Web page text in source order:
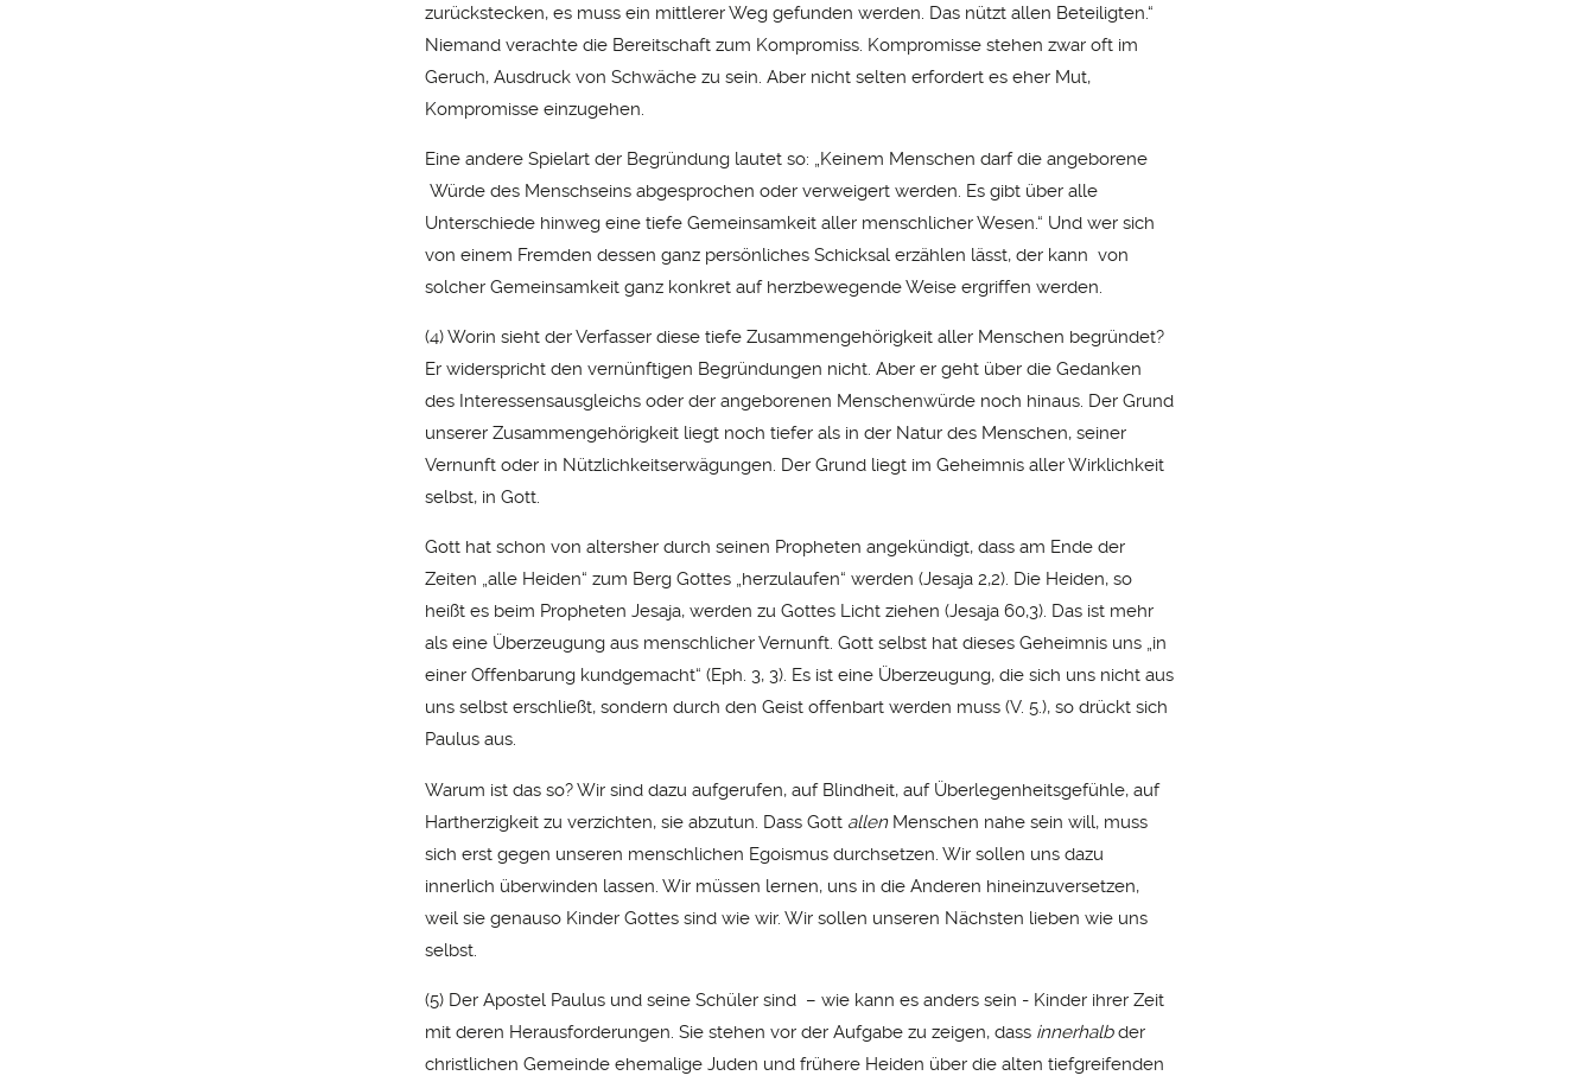
zurückstecken, es muss ein mittlerer Weg gefunden werden. Das nützt allen Beteiligten.“
Niemand verachte die Bereitschaft zum Kompromiss. Kompromisse stehen zwar oft im
Geruch, Ausdruck von Schwäche zu sein. Aber nicht selten erfordert es eher Mut,
Kompromisse einzugehen.
Eine andere Spielart der Begründung lautet so: „Keinem Menschen darf die angeborene
Würde des Menschseins abgesprochen oder verweigert werden. Es gibt über alle
Unterschiede hinweg eine tiefe Gemeinsamkeit aller menschlicher Wesen.“ Und wer sich
von einem Fremden dessen ganz persönliches Schicksal erzählen lässt, der kann von
solcher Gemeinsamkeit ganz konkret auf herzbewegende Weise ergriffen werden.
(4) Worin sieht der Verfasser diese tiefe Zusammengehörigkeit aller Menschen begründet?
Er widerspricht den vernünftigen Begründungen nicht. Aber er geht über die Gedanken
des Interessensausgleichs oder der angeborenen Menschenwürde noch hinaus. Der Grund
unserer Zusammengehörigkeit liegt noch tiefer als in der Natur des Menschen, seiner
Vernunft oder in Nützlichkeitserwägungen. Der Grund liegt im Geheimnis aller Wirklichkeit
selbst, in Gott.
Gott hat schon von altersher durch seinen Propheten angekündigt, dass am Ende der
Zeiten „alle Heiden“ zum Berg Gottes „herzulaufen“ werden (Jesaja 2,2). Die Heiden, so
heißt es beim Propheten Jesaja, werden zu Gottes Licht ziehen (Jesaja 60,3). Das ist mehr
als eine Überzeugung aus menschlicher Vernunft. Gott selbst hat dieses Geheimnis uns „in
einer Offenbarung kundgemacht“ (Eph. 3, 3). Es ist eine Überzeugung, die sich uns nicht aus
uns selbst erschließt, sondern durch den Geist offenbart werden muss (V. 5.), so drückt sich
Paulus aus.
Warum ist das so? Wir sind dazu aufgerufen, auf Blindheit, auf Überlegenheitsgefühle, auf
Hartherzigkeit zu verzichten, sie abzutun. Dass Gott allenMenschen nahe sein will, muss
sich erst gegen unseren menschlichen Egoismus durchsetzen. Wir sollen uns dazu
innerlich überwinden lassen. Wir müssen lernen, uns in die Anderen hineinzuversetzen,
weil sie genauso Kinder Gottes sind wie wir. Wir sollen unseren Nächsten lieben wie uns
selbst.
(5) Der Apostel Paulus und seine Schüler sind – wie kann es anders sein - Kinder ihrer Zeit
mit deren Herausforderungen. Sie stehen vor der Aufgabe zu zeigen, dass innerhalbder
christlichen Gemeinde ehemalige Juden und frühere Heiden über die alten tiefgreifenden